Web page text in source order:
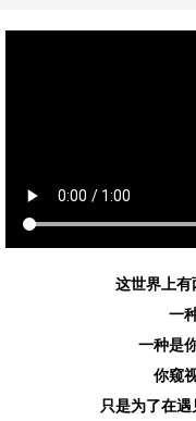
这世界上有
一
一种是
你窥
只是为了在